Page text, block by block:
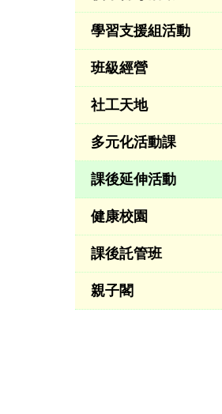
學習支援組活動
班級經營
社工天地
多元化活動課
課後延伸活動
健康校園
課後託管班
親子閣